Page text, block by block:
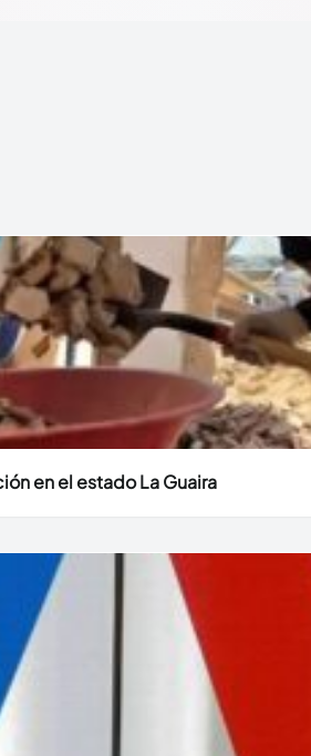
en el estado La Guaira